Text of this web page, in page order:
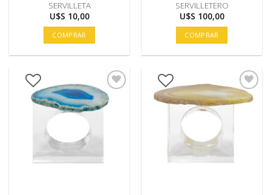
SERVILLETA
U$S 10,00
COMPRAR
SERVILLETERO
U$S 100,00
COMPRAR